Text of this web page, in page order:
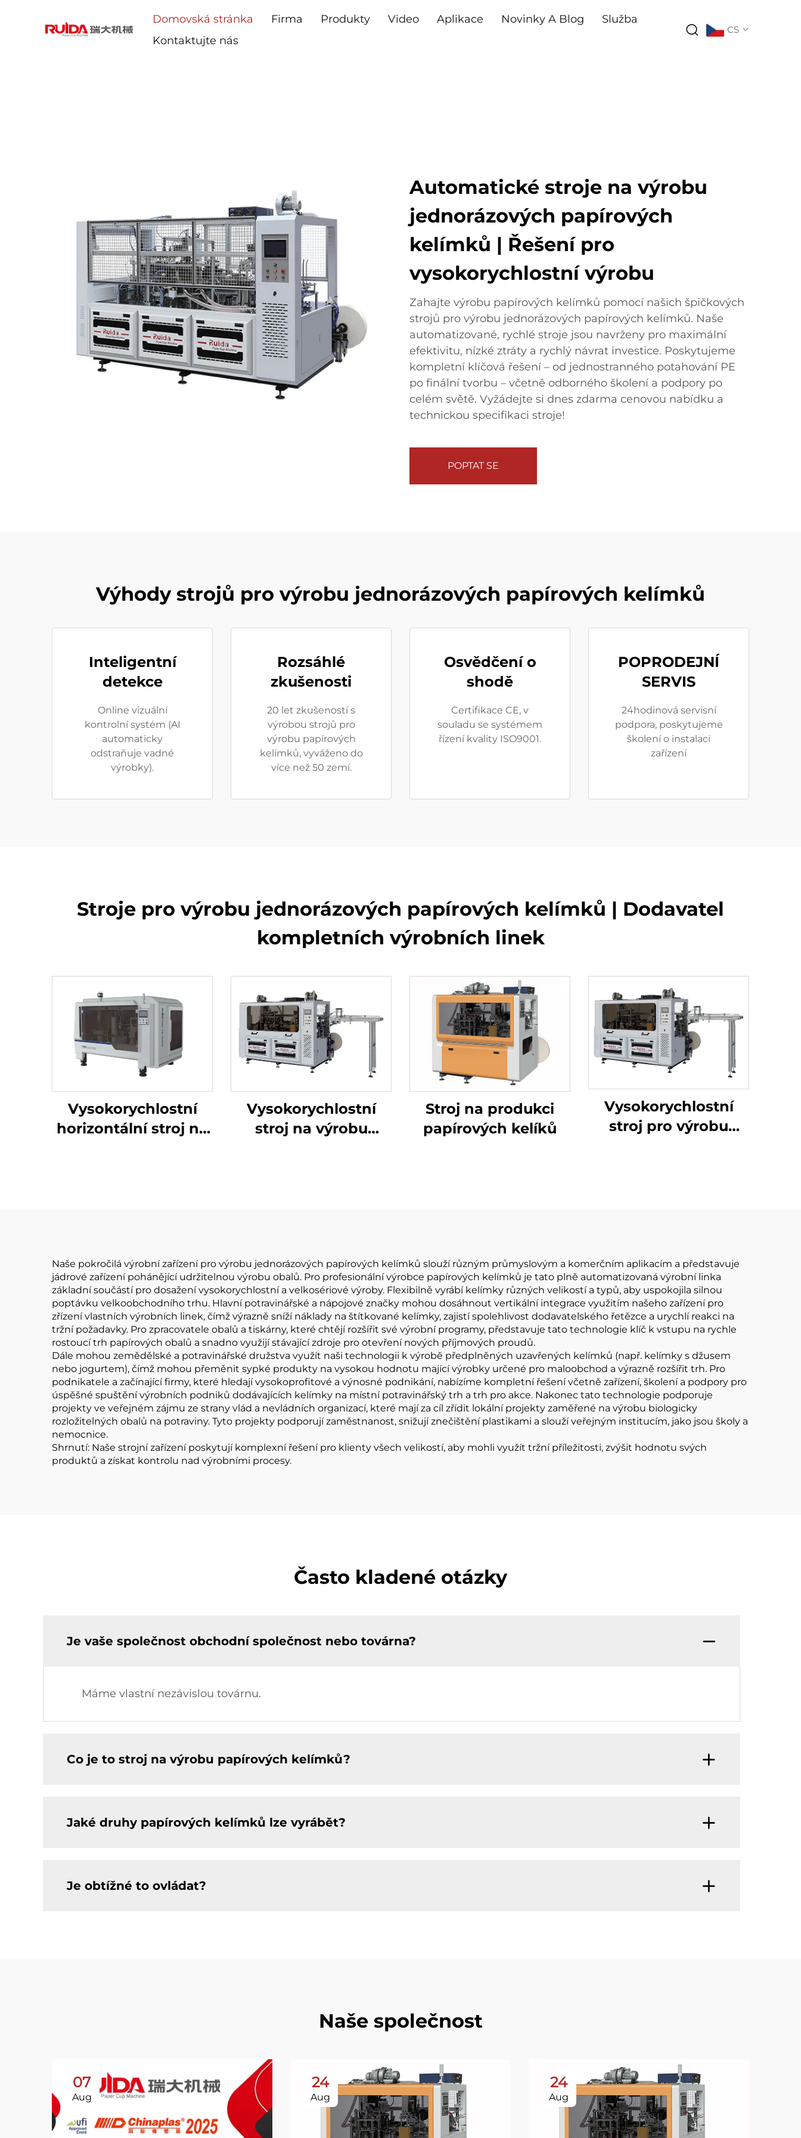
Domovská stránka Firma Produkty Video Aplikace Novinky A Blog
Služba
Kontaktujte nás
CS
Automatické stroje na výrobu
jednorázových papírových
kelímků | Řešení pro
vysokorychlostní výrobu
Zahajte výrobu papírových kelímků pomocí našich špičkových
strojů pro výrobu jednorázových papírových kelímků. Naše
automatizované, rychlé stroje jsou navrženy pro maximální
efektivitu, nízké ztráty a rychlý návrat investice. Poskytujeme
kompletní klíčová řešení – od jednostranného potahování PE
po finální tvorbu – včetně odborného školení a podpory po
celém světě. Vyžádejte si dnes zdarma cenovou nabídku a
technickou specifikaci stroje!
POPTAT SE
Výhody strojů pro výrobu jednorázových papírových kelímků
Inteligentní
detekce
Online vizuální
kontrolní systém (AI
automaticky
odstraňuje vadné
výrobky).
Rozsáhlé
zkušenosti
20 let zkušeností s
výrobou strojů pro
výrobu papírových
kelímků, vyváženo do
více než 50 zemí.
Osvědčení o
shodě
Certifikace CE, v
souladu se systémem
řízení kvality ISO9001.
POPRODEJNÍ
SERVIS
24hodinová servisní
podpora, poskytujeme
školení o instalaci
zařízení
Stroje pro výrobu jednorázových papírových kelímků | Dodavatel
kompletních výrobních linek
Vysokorychlostní
horizontální stroj na
Vysokorychlostní
stroj na výrobu
Stroj na produkci
papírových kelíků
Vysokorychlostní
stroj pro výrobu
Naše pokročilá výrobní zařízení pro výrobu jednorázových papírových kelímků slouží různým průmyslovým a komerčním aplikacím a představuje
jádrové zařízení pohánějící udržitelnou výrobu obalů. Pro profesionální výrobce papírových kelímků je tato plně automatizovaná výrobní linka
základní součástí pro dosažení vysokorychlostní a velkosériové výroby. Flexibilně vyrábí kelímky různých velikostí a typů, aby uspokojila silnou
poptávku velkoobchodního trhu. Hlavní potravinářské a nápojové značky mohou dosáhnout vertikální integrace využitím našeho zařízení pro
zřízení vlastních výrobních linek, čímž výrazně sníží náklady na štítkované kelímky, zajistí spolehlivost dodavatelského řetězce a urychlí reakci na
tržní požadavky. Pro zpracovatele obalů a tiskárny, které chtějí rozšířit své výrobní programy, představuje tato technologie klíč k vstupu na rychle
rostoucí trh papírových obalů a snadno využijí stávající zdroje pro otevření nových příjmových proudů.
Dále mohou zemědělské a potravinářské družstva využít naši technologii k výrobě předplněných uzavřených kelímků (např. kelímky s džusem
nebo jogurtem), čímž mohou přeměnit sypké produkty na vysokou hodnotu mající výrobky určené pro maloobchod a výrazně rozšířit trh. Pro
podnikatele a začínající firmy, které hledají vysokoprofitové a výnosné podnikání, nabízíme kompletní řešení včetně zařízení, školení a podpory pro
úspěšné spuštění výrobních podniků dodávajících kelímky na místní potravinářský trh a trh pro akce. Nakonec tato technologie podporuje
projekty ve veřejném zájmu ze strany vlád a nevládních organizací, které mají za cíl zřídit lokální projekty zaměřené na výrobu biologicky
rozložitelných obalů na potraviny. Tyto projekty podporují zaměstnanost, snižují znečištění plastikami a slouží veřejným institucím, jako jsou školy a
nemocnice.
Shrnutí: Naše strojní zařízení poskytují komplexní řešení pro klienty všech velikostí, aby mohli využít tržní příležitosti, zvýšit hodnotu svých
produktů a získat kontrolu nad výrobními procesy.
Často kladené otázky
Je vaše společnost obchodní společnost nebo továrna?
Máme vlastní nezávislou továrnu.
Co je to stroj na výrobu papírových kelímků?
Jaké druhy papírových kelímků lze vyrábět?
Je obtížné to ovládat?
Naše společnost
07
Aug
24
Aug
24
Aug